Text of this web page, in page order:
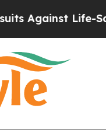
Life-